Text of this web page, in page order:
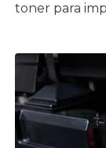
toner para